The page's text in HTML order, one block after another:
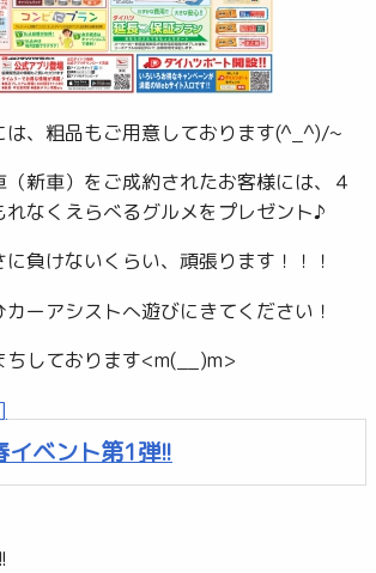
は、粗品もご用意しております(^_^)/~
新車）をご成約されたお客様には、４
れなくえらべるグルメをプレゼント♪
負けないくらい、頑張ります！！！
ーアシストへ遊びにきてください！
ちしております<m(__)m>
ベント第1弾!!